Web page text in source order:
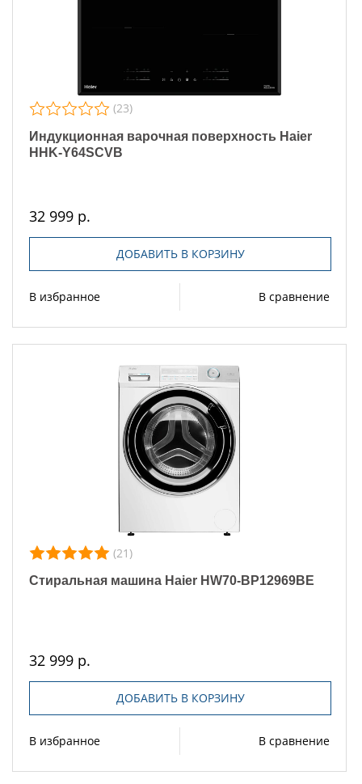
(23)
Индукционная варочная поверхность Haier
HHK-Y64SCVB
32 999 р.
ДОБАВИТЬ В КОРЗИНУ
В избранное В сравнение
(21)
Стиральная машина Haier HW70-BP12969BE
32 999 р.
ДОБАВИТЬ В КОРЗИНУ
В избранное В сравнение